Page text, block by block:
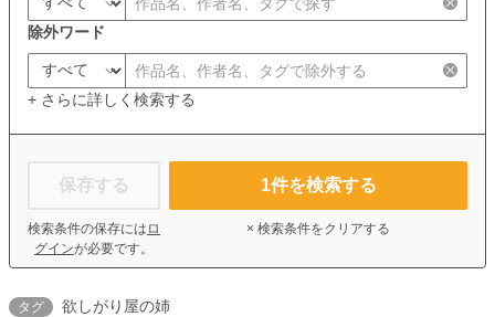
除外ワード
+ さらに詳しく検索する
保存する
検索条件の保存には ロ
グインが必要です。
1件を検索する
× 検索条件をクリアする
タグ 欲しがり屋の姉